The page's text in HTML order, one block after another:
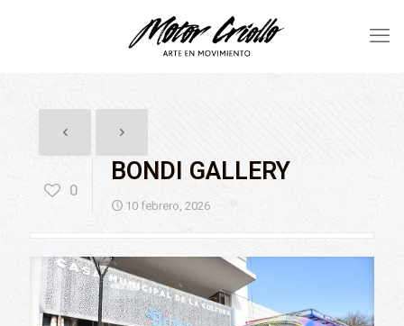
0
BONDI GALLERY
10 febrero, 2026